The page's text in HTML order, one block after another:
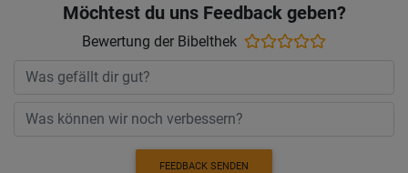
Möchtest du uns Feedback geben?
Bewertung der Bibelthek
FEEDBACK SENDEN